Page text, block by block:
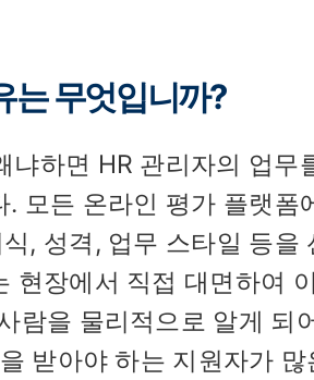
는 무엇입니까?
냐하면 HR 관리자의 업무
모든 온라인 평가 플랫폼
, 성격, 업무 스타일 등을
현장에서 직접 대면하여
람을 물리적으로 알게 되
받아야 하는 지원자가 많